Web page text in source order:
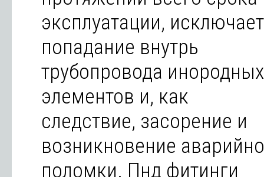
эксплуатации, исключает
попадание внутрь
трубопровода инородных
элементов и, как
следствие, засорение и
возникновение
поломки. Пнд фитинги